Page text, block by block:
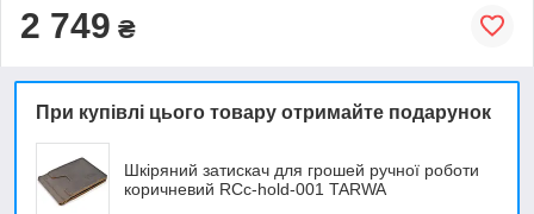
2 749 ₴
При купівлі цього товару отримайте подарунок
Шкіряний затискач для грошей ручної роботи
коричневий RCc-hold-001 TARWA